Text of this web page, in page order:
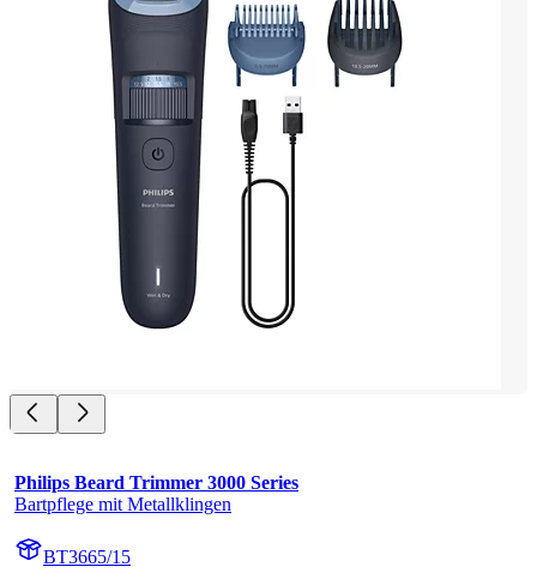
Philips Beard Trimmer 3000 Series
Bartpflege mit Metallklingen
BT3665/15